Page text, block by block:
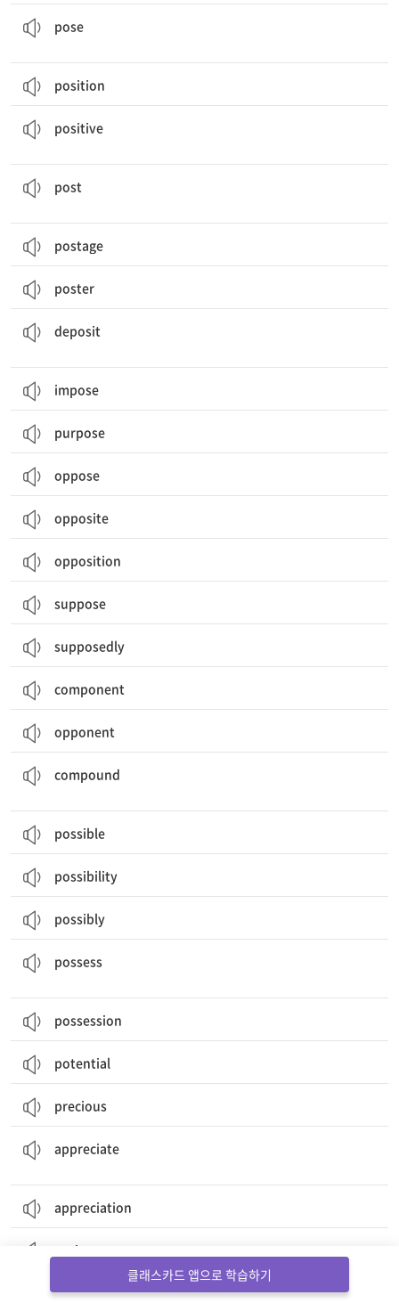
pose
position
positive
post
postage
poster
deposit
impose
purpose
oppose
opposite
opposition
suppose
supposedly
component
opponent
compound
possible
possibility
possibly
possess
possession
potential
precious
appreciate
appreciation
praise
priceless
클래스카드 앱으로 학습하기